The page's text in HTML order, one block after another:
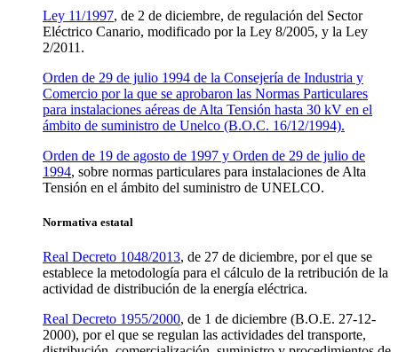
Ley 11/1997, de 2 de diciembre, de regulación del Sector
Eléctrico Canario, modificado por la Ley 8/2005, y la Ley
2/2011.
Orden de 29 de julio 1994 de la Consejería de Industria y
Comercio por la que se aprobaron las Normas Particulares
para instalaciones aéreas de Alta Tensión hasta 30 kV en el
ámbito de suministro de Unelco (B.O.C. 16/12/1994).
Orden de 19 de agosto de 1997 y Orden de 29 de julio de
1994, sobre normas particulares para instalaciones de Alta
Tensión en el ámbito del suministro de UNELCO.
Normativa estatal
Real Decreto 1048/2013, de 27 de diciembre, por el que se
establece la metodología para el cálculo de la retribución de la
actividad de distribución de la energía eléctrica.
Real Decreto 1955/2000, de 1 de diciembre (B.O.E. 27-12-
2000), por el que se regulan las actividades del transporte,